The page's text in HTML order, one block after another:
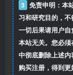
3 免责申明：本
习和研究目的，不
一切后果请用户
本站无关。您必
中彻底删除上述内
购买注册，得到